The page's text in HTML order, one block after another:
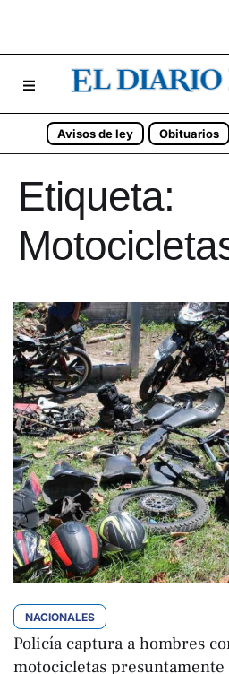
Avisos de ley Obituarios
Etiqueta:
NACIONALES
Policía captura a hombres
motocicletas presuntamente